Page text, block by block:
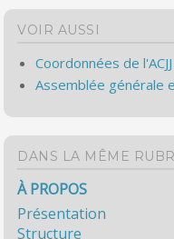
VOIR AUSSI
Coordonnées de l'ACJJ
Assemblée générale
DANS LA MÊME
À PROPOS
Présentation
Structure